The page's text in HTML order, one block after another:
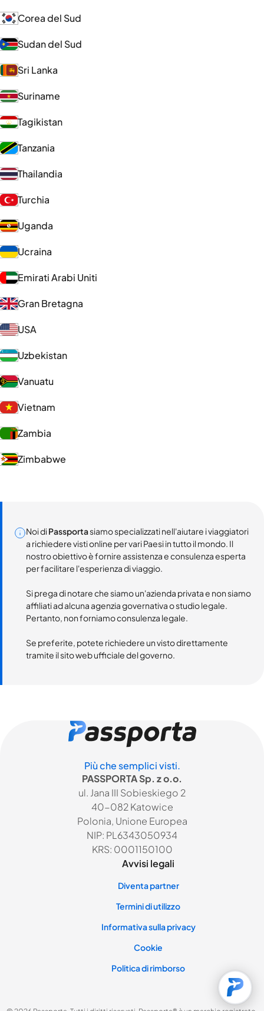
Corea del Sud
Sudan del Sud
Sri Lanka
Suriname
Tagikistan
Tanzania
Thailandia
Turchia
Uganda
Ucraina
Emirati Arabi Uniti
Gran Bretagna
USA
Uzbekistan
Vanuatu
Vietnam
Zambia
Zimbabwe
Noi diPassportasiamo specializzati nell'aiutare i viaggiatori
a richiedere visti online per vari Paesi in tutto il mondo. Il
nostro obiettivo è fornire assistenza e consulenza esperta
per facilitare l'esperienza di viaggio.
Si prega di notare che siamo un'azienda privata e non siamo
affiliati ad alcuna agenzia governativa o studio legale.
Pertanto, non forniamo consulenza legale.
Se preferite, potete richiedere un visto direttamente
tramite il sito web ufficiale del governo.
Più che semplici visti.
PASSPORTA Sp. z o.o.
ul. Jana III Sobieskiego 2
40-082 Katowice
Polonia, Unione Europea
NIP: PL6343050934
KRS: 0001150100
Avvisi legali
Diventa partner
Termini di utilizzo
Informativa sulla privacy
Cookie
Politica di rimborso